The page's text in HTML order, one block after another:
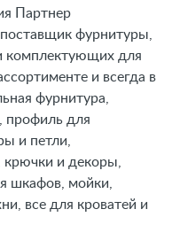
Партнер
фурнитуры,
комплектующих для
и всегда в
фурнитура,
профиль для
и петли,
крючки и декоры,
шкафов, мойки,
все для кроватей и